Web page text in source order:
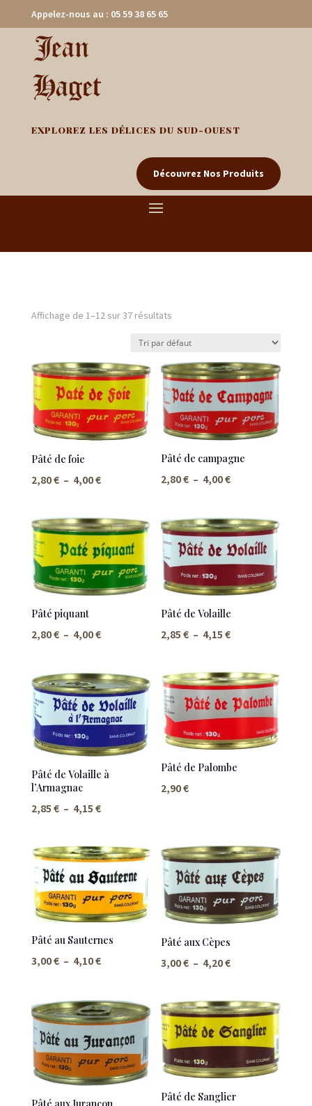
Appelez-nous au : 05 59 38 65 65
EXPLOREZ LES DÉLICES DU SUD-OUEST
Découvrez Nos Produits
Affichage de 1–12 sur 37 résultats
Pâté de foie
2,80€ – 4,00€Plage
prix :
2,80 €
à
4,00 €
Pâté de campagne
2,80€ – 4,00€Plage
2,80 €
à
4,00 €
Pâté piquant
2,80€ – 4,00€Plage
2,80 €
à
4,00 €
Pâté de Volaille
2,85€ – 4,15€Plage
prix :
2,85 €
à
Pâté de Volaille à
l’Armagnac
2,85 € – 4,15 €Plage
prix :
2,85 €
à
4,15 €
Pâté de Palombe
2,90€
Pâté au Sauternes
3,00€ – 4,10€Plage
3,00 €
4,10 €
Pâté aux Cèpes
3,00€ – 4,20€Plage
prix :
3,00 €
à
4,20 €
Pâté aux Jurançon Pâté de Sanglier